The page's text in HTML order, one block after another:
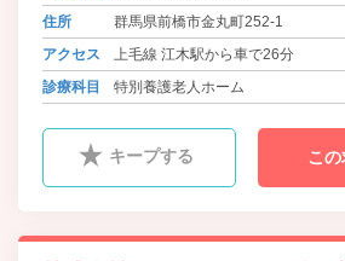
住所
群馬県前橋市金丸町252-1
アクセス
上毛線 江木駅から車で26分
診療科目
特別養護老人ホーム
キープする こ